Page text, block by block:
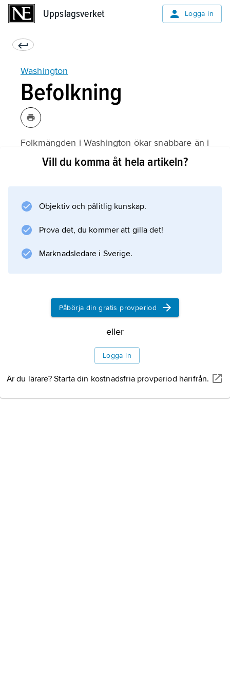
Uppslagsverket Logga in
Washington
Befolkning
Folkmängden i Washington ökar snabbare än i
USA som helhet. Cirka 80 procent av
sammanhänger med Washingtons nära
handelskontakter med staterna i Östasien.
Vill du komma åt hela artikeln?
Objektiv och pålitlig kunskap.
Prova det, du kommer att gilla det!
Marknadsledare i Sverige.
Påbörja din gratis provperiod
eller
Logga in
Är du lärare? Starta din kostnadsfria provperiod härifrån.